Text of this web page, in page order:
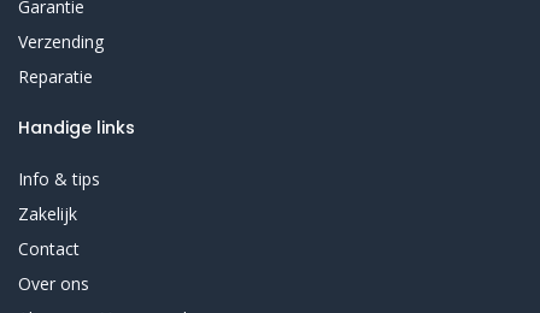
Garantie
Verzending
Reparatie
Handige links
Info & tips
Zakelijk
Contact
Over ons